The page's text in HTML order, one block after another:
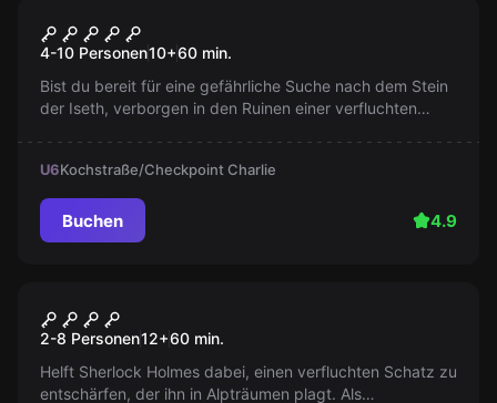
Der Fluch des Pharaos
4-10 Personen10+60 min.
Bist du bereit für eine gefährliche Suche nach dem Stein
der Iseth, verborgen in den Ruinen einer verfluchten
U6Kochstraße/Checkpoint Charlie
Buchen 4.9
Sherlocks Traum
2-8 Personen12+60 min.
Helft Sherlock Holmes dabei, einen verfluchten Schatz zu
entschärfen, der ihn in Alpträumen plagt. Als